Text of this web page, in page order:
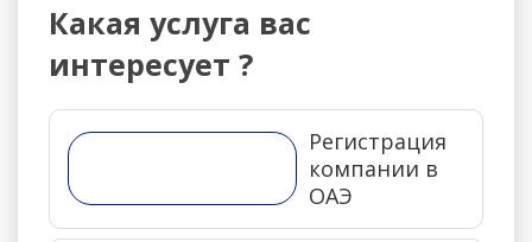
Какая услуга вас
интересует ?
Регистрация
компании в
ОАЭ